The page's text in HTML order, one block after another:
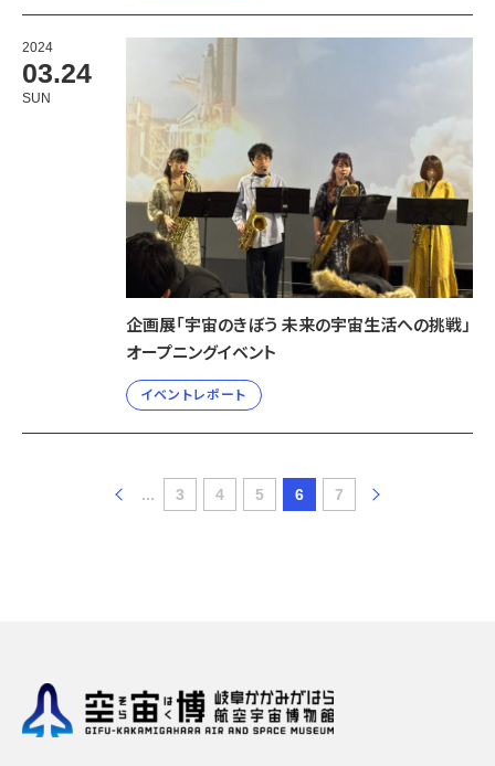
2024
03.24
SUN
企画展「宇宙のきぼう 未来の宇宙生活への挑戦」
オープニングイベント
イベントレポート
... 3 4 5 6 7